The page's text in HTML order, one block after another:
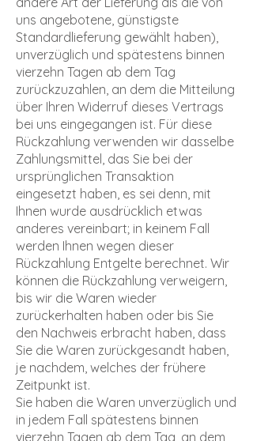
uns angebotene, günstigste
Standardlieferung gewählt haben),
unverzüglich und spätestens binnen
vierzehn Tagen ab dem Tag
zurückzuzahlen, an dem die Mitteilung
über Ihren Widerruf dieses Vertrags
bei uns eingegangen ist. Für diese
Rückzahlung verwenden wir dasselbe
Zahlungsmittel, das Sie bei der
ursprünglichen Transaktion
eingesetzt haben, es sei denn, mit
Ihnen wurde ausdrücklich etwas
anderes vereinbart; in keinem Fall
werden Ihnen wegen dieser
Rückzahlung Entgelte berechnet. Wir
können die Rückzahlung verweigern,
bis wir die Waren wieder
zurückerhalten haben oder bis Sie
den Nachweis erbracht haben, dass
Sie die Waren zurückgesandt haben,
je nachdem, welches der frühere
Zeitpunkt ist.
Sie haben die Waren unverzüglich und
in jedem Fall spätestens binnen
vierzehn Tagen ab dem Tag, an dem